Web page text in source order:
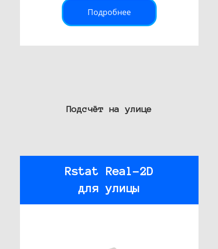
Подробнее
Подсчёт на улице
Rstat Real-2D
для улицы